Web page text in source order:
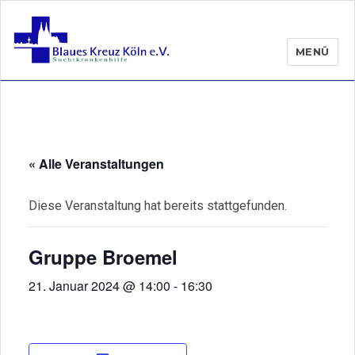
MENÜ
« Alle Veranstaltungen
Diese Veranstaltung hat bereits stattgefunden.
Gruppe Broemel
21. Januar 2024 @ 14:00 - 16:30